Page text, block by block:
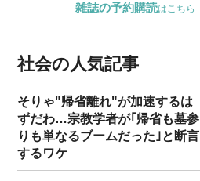
雑誌の予約購読はこちら
社会の人気記事
そりゃ"帰省離れ"が加速するは
ずだわ…宗教学者が｢帰省も墓参
りも単なるブームだった｣と断言
するワケ